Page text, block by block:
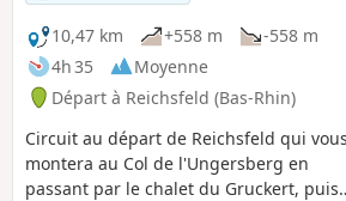
pittoresque de la vallée ainsi qu'à
travers son vignoble où plusieurs
curiosités présentes sur le territoire de
la commune vous seront dévoilées.
10,47 km
+558 m
-558 m
4h 35
Moyenne
Départ à Reichsfeld (Bas-Rhin)
Circuit au départ de Reichsfeld qui vous
montera au Col de l'Ungersberg en
passant par le chalet du Gruckert, puis